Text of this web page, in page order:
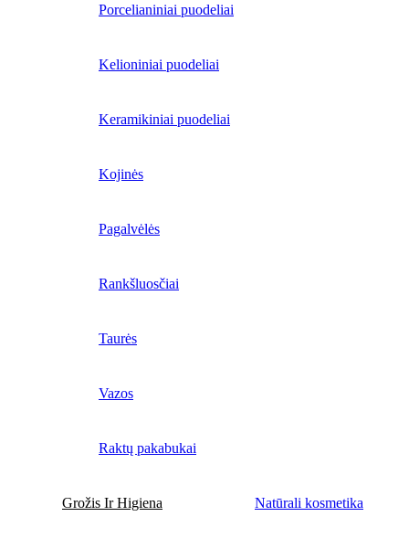
Porcelianiniai puodeliai
Kelioniniai puodeliai
Keramikiniai puodeliai
Kojinės
Pagalvėlės
Rankšluosčiai
Taurės
Vazos
Raktų pakabukai
Grožis Ir Higiena Natūrali kosmetika